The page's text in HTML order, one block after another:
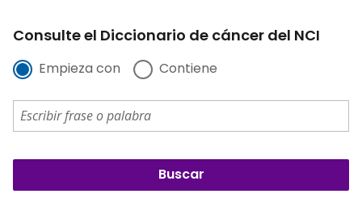
Consulte el Diccionario de cáncer del NCI
Empieza con Contiene